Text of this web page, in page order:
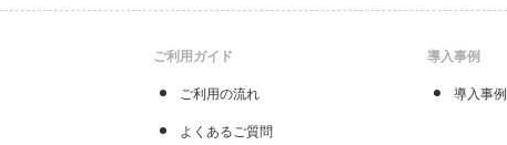
ご利用ガイド
ご利用の流れ
よくあるご質問
導入事例
導入事例